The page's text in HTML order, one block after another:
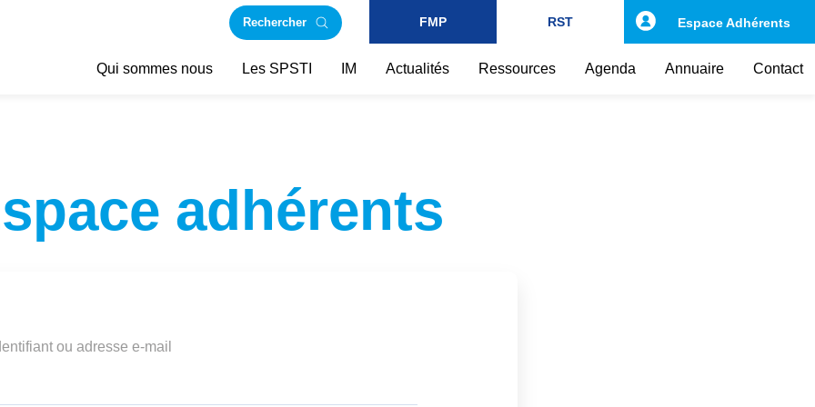
Rechercher FMP RST
Qui sommes nous Les SPSTI IM Actualités Ressources Agenda Annuaire Contact
Espace Adhérents
adhérents
ou adresse e-mail